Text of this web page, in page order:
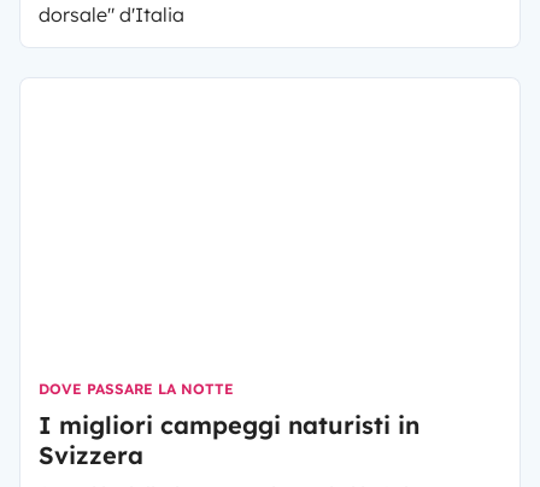
dorsale" d'Italia
DOVE PASSARE LA NOTTE
I migliori campeggi naturisti in
Svizzera